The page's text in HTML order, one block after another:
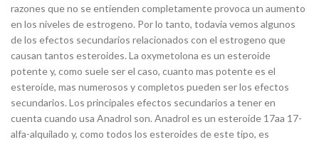
razones que no se entienden completamente provoca un aumento
en los niveles de estrogeno. Por lo tanto, todavia vemos algunos
de los efectos secundarios relacionados con el estrogeno que
causan tantos esteroides. La oxymetolona es un esteroide
potente y, como suele ser el caso, cuanto mas potente es el
esteroide, mas numerosos y completos pueden ser los efectos
secundarios. Los principales efectos secundarios a tener en
cuenta cuando usa Anadrol son. Anadrol es un esteroide 17aa 17-
alfa-alquilado y, como todos los esteroides de este tipo, es